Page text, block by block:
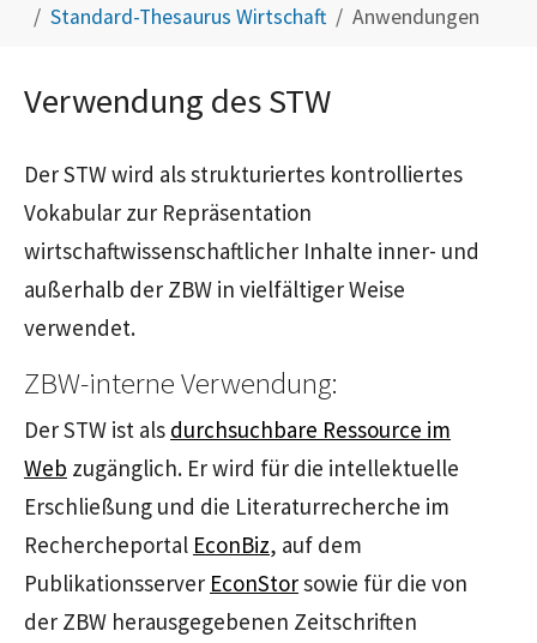
Standard-Thesaurus Wirtschaft
Anwendungen
Verwendung des STW
Der STW wird als strukturiertes kontrolliertes
Vokabular zur Repräsentation
wirtschaftwissenschaftlicher Inhalte inner- und
außerhalb der ZBW in vielfältiger Weise
verwendet.
ZBW-interne Verwendung:
Der STW ist als durchsuchbare Ressource im
Web zugänglich. Er wird für die intellektuelle
Erschließung und die Literaturrecherche im
Rechercheportal EconBiz, auf dem
Publikationsserver EconStorsowie für die von
der ZBW herausgegebenen Zeitschriften